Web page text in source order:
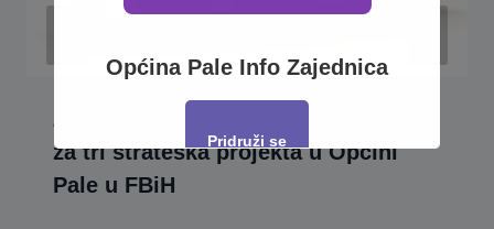
Zatvorena finansijska konstrukcija
za tri strateška projekta u Općini
Pale u FBiH
Općina Pale Info Zajednica
Pridruži se